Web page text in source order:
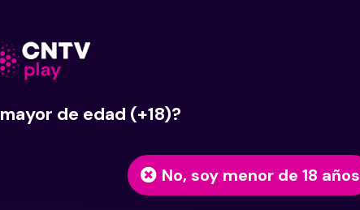
de edad (+18)?
No, soy menor de 18 años